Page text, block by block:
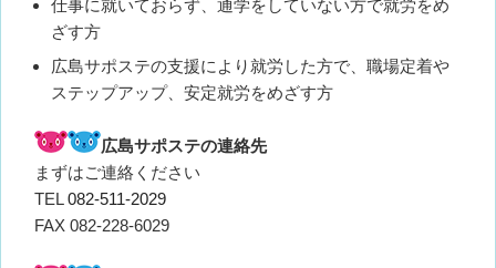
仕事に就いておらず、通学をしていない方で就労をめ
ざす方
広島サポステの支援により就労した方で、職場定着や
ステップアップ、安定就労をめざす方
広島サポステの連絡先
まずはご連絡ください
TEL082-511-2029
FAX 082-228-6029